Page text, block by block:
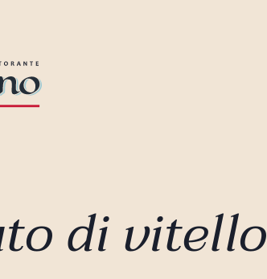
di vitello